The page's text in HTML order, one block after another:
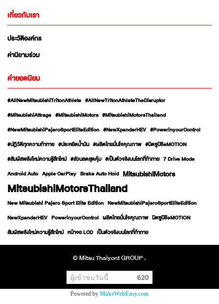
เกี่ยวกับเรา
ประวัติองค์กร
ค่านิยามร่วม
คำยอดนิยม
#AllNewMitsubishiTritonAthlete #AllNewTritonAthleteTheDisruptor
#MitsubishiAttrage #MitsubishiMotors #MitsubishiMotorsThailand
#NewMitsubishiPajeroSportEliteEdition #NewXpanderHEV #PowerinyourControl
#ปฏิวัติทุกความท้าทาย #ประหยัดน้ำมัน #ผลิตไทยมั่นใจคุณภาพ #มิตซูบิชิeMOTION
#สัมผัสพลังใหม่ความรู้สึกใหม่ #ส่วนลดสุดคุ้ม #เป็นตัวจริงบนโลกที่ท้าทาย 7 Drive Mode
Android Auto Apple CarPlay Brake Auto Hold MitsubishiMotors
MitsubishiMotorsThailand
New Mitsubishi Pajero Sport Elite Edition NewMitsubishiPajeroSportEliteEdition
NewXpanderHEV PowerinyourControl ผลิตไทยมั่นใจคุณภาพ มิตซูบิชิeMOTION
สัมผัสพลังใหม่ความรู้สึกใหม่ หน้าจอ LCD เป็นตัวจริงบนโลกที่ท้าทาย
© Mitsu Thaiyont GROUP .
ผู้เข้าชมวันนี้ 620
Powered by MakeWebEasy.com